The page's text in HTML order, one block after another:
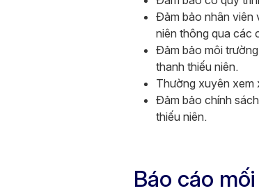
Đảm bảo nhân viên
niên thông qua các
Đảm bảo môi
thanh thiếu niên.
Thường xuyên xem
Đảm bảo chính
thiếu niên.
Báo cáo